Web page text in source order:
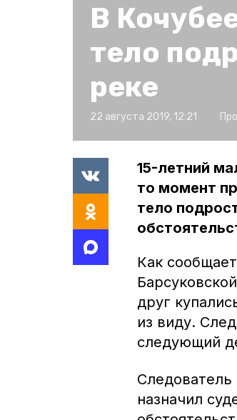
В
тело
реке
22 августа 2019, 12:21
15-летний
то момент
тело
Как
друг
из виду.
следующий
назначил